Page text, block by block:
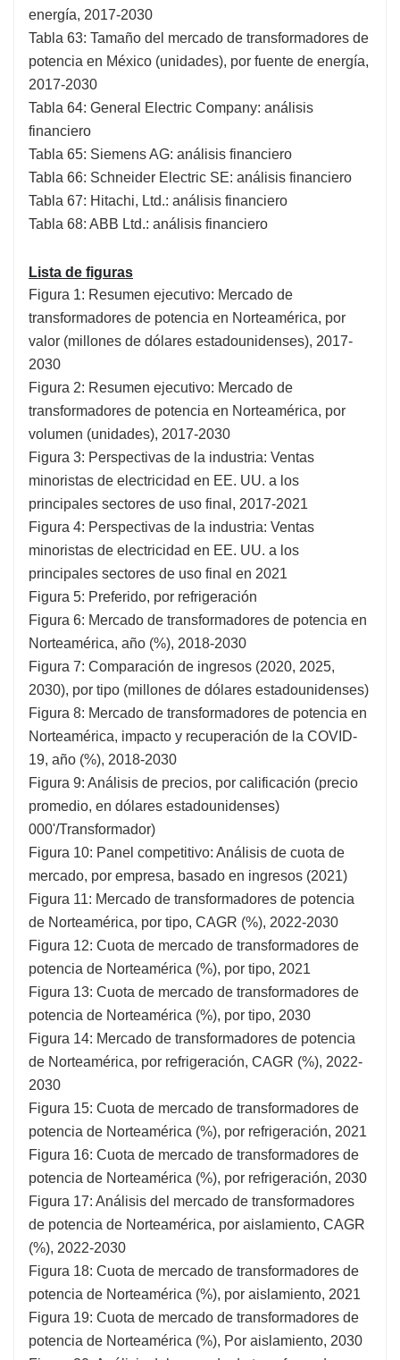
energía, 2017-2030
Tabla 63: Tamaño del mercado de transformadores de
potencia en México (unidades), por fuente de energía,
2017-2030
Tabla 64: General Electric Company: análisis
financiero
Tabla 65: Siemens AG: análisis financiero
Tabla 66: Schneider Electric SE: análisis financiero
Tabla 67: Hitachi, Ltd.: análisis financiero
Tabla 68: ABB Ltd.: análisis financiero
Lista de figuras
Figura 1: Resumen ejecutivo: Mercado de
transformadores de potencia en Norteamérica, por
valor (millones de dólares estadounidenses), 2017-
2030
Figura 2: Resumen ejecutivo: Mercado de
transformadores de potencia en Norteamérica, por
volumen (unidades), 2017-2030
Figura 3: Perspectivas de la industria: Ventas
minoristas de electricidad en EE. UU. a los
principales sectores de uso final, 2017-2021
Figura 4: Perspectivas de la industria: Ventas
minoristas de electricidad en EE. UU. a los
principales sectores de uso final en 2021
Figura 5: Preferido, por refrigeración
Figura 6: Mercado de transformadores de potencia en
Norteamérica, año (%), 2018-2030
Figura 7: Comparación de ingresos (2020, 2025,
2030), por tipo (millones de dólares estadounidenses)
Figura 8: Mercado de transformadores de potencia en
Norteamérica, impacto y recuperación de la COVID-
19, año (%), 2018-2030
Figura 9: Análisis de precios, por calificación (precio
promedio, en dólares estadounidenses)
000'/Transformador)
Figura 10: Panel competitivo: Análisis de cuota de
mercado, por empresa, basado en ingresos (2021)
Figura 11: Mercado de transformadores de potencia
de Norteamérica, por tipo, CAGR (%), 2022-2030
Figura 12: Cuota de mercado de transformadores de
potencia de Norteamérica (%), por tipo, 2021
Figura 13: Cuota de mercado de transformadores de
potencia de Norteamérica (%), por tipo, 2030
Figura 14: Mercado de transformadores de potencia
de Norteamérica, por refrigeración, CAGR (%), 2022-
2030
Figura 15: Cuota de mercado de transformadores de
potencia de Norteamérica (%), por refrigeración, 2021
Figura 16: Cuota de mercado de transformadores de
potencia de Norteamérica (%), por refrigeración, 2030
Figura 17: Análisis del mercado de transformadores
de potencia de Norteamérica, por aislamiento, CAGR
(%), 2022-2030
Figura 18: Cuota de mercado de transformadores de
potencia de Norteamérica (%), por aislamiento, 2021
Figura 19: Cuota de mercado de transformadores de
potencia de Norteamérica (%), Por aislamiento, 2030